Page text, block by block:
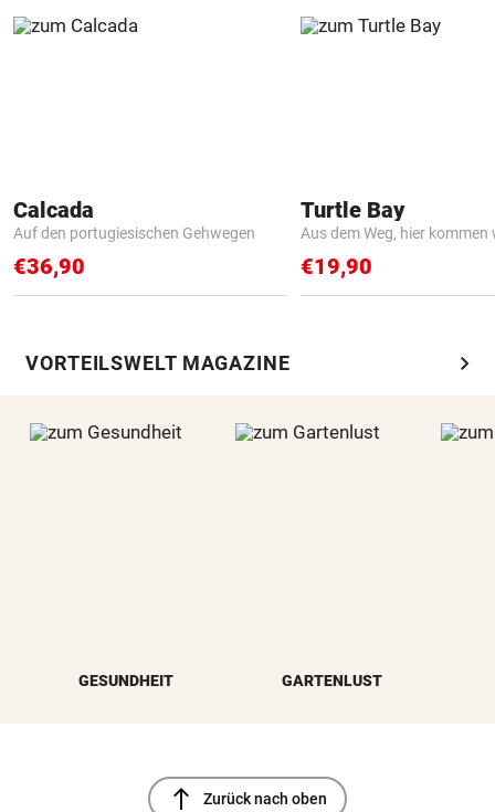
Calcada
Auf den portugiesischen Gehwegen
€36,90
Turtle Bay
Aus dem Weg, hier kommen
€19,90
VORTEILSWELT MAGAZINE chevron_right
GESUNDHEIT GARTENLUST
north Zurück nach oben